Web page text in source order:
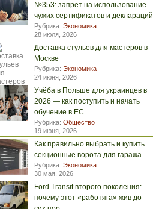
№353: запрет на использование
чужих сертификатов и деклараций
Рубрика: Экономика
28 июля, 2026
Доставка стульев для мастеров в
Москве
Рубрика: Экономика
24 июня, 2026
Учёба в Польше для украинцев в
2026 — как поступить и начать
обучение в ЕС
Рубрика: Общество
19 июня, 2026
Как правильно выбрать и купить
секционные ворота для гаража
Рубрика: Экономика
30 мая, 2026
Ford Transit второго поколения:
почему этот «работяга» жив до